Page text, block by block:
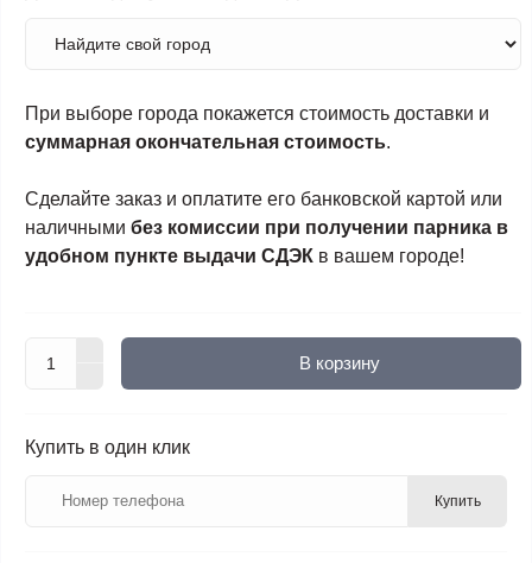
При выборе города покажется стоимость доставки и
суммарная окончательная стоимость.
Сделайте заказ и оплатите его банковской картой или
наличными без комиссии при получении парника в
удобном пункте выдачи СДЭК в вашем городе!
В корзину
Купить в один клик
Купить